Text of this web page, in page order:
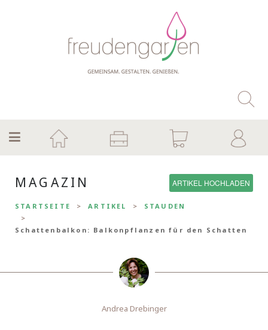
MAGAZIN ARTIKEL HOCHLADEN
STARTSEITE ARTIKEL STAUDEN
Schattenbalkon: Balkonpflanzen für den Schatten
Andrea Drebinger